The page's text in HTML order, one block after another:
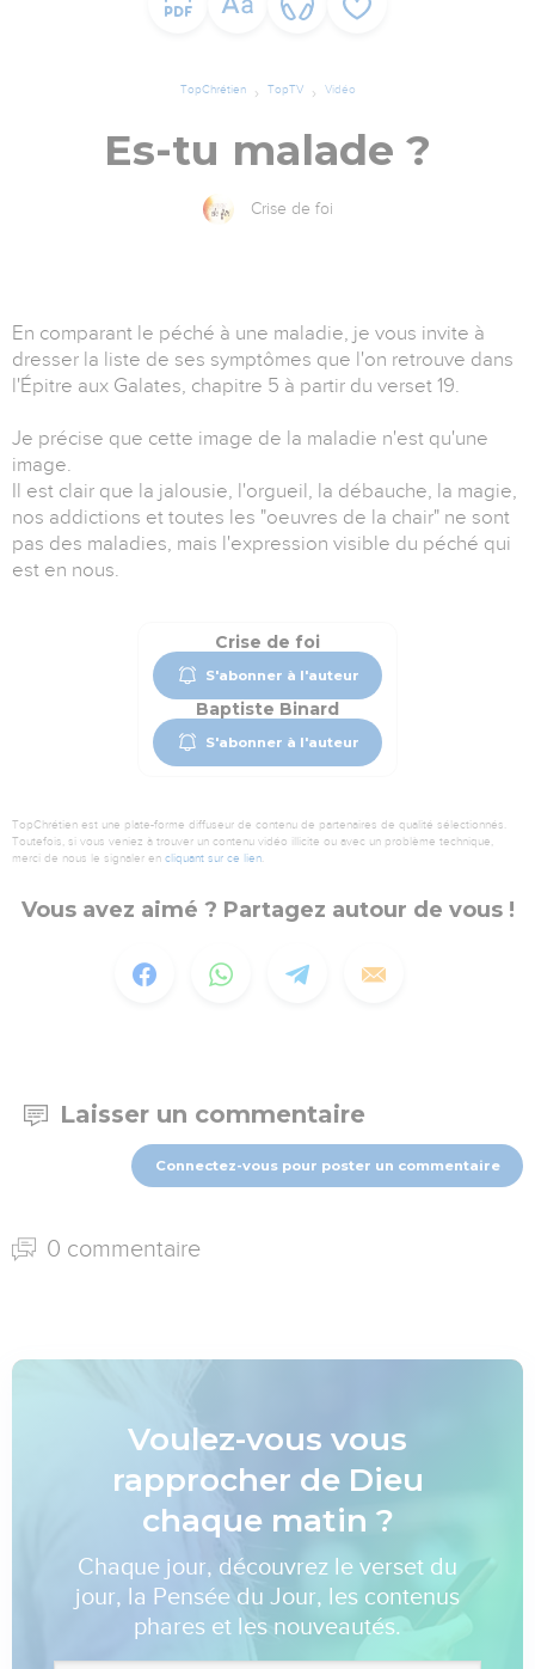
TopChrétien TopTV Vidéo
Es-tu malade ?
Crise de foi
En comparant le péché à une maladie, je vous invite à
dresser la liste de ses symptômes que l'on retrouve dans
l'Épitre aux Galates, chapitre 5 à partir du verset 19.
Je précise que cette image de la maladie n'est qu'une
image.
Il est clair que la jalousie, l'orgueil, la débauche, la magie,
nos addictions et toutes les "oeuvres de la chair" ne sont
pas des maladies, mais l'expression visible du péché qui
est en nous.
Crise de foi
S'abonner à l'auteur
Baptiste Binard
S'abonner à l'auteur
TopChrétien est une plate-forme diffuseur de contenu de partenaires de qualité sélectionnés.
Toutefois, si vous veniez à trouver un contenu vidéo illicite ou avec un problème technique,
merci de nous le signaler en cliquant sur ce lien.
Vous avez aimé ? Partagez autour de vous !
Laisser un commentaire
Connectez-vous pour poster un commentaire
0 commentaire
Voulez-vous vous
rapprocher de Dieu
chaque matin ?
Chaque jour, découvrez le verset du
jour, la Pensée du Jour, les contenus
phares et les nouveautés.